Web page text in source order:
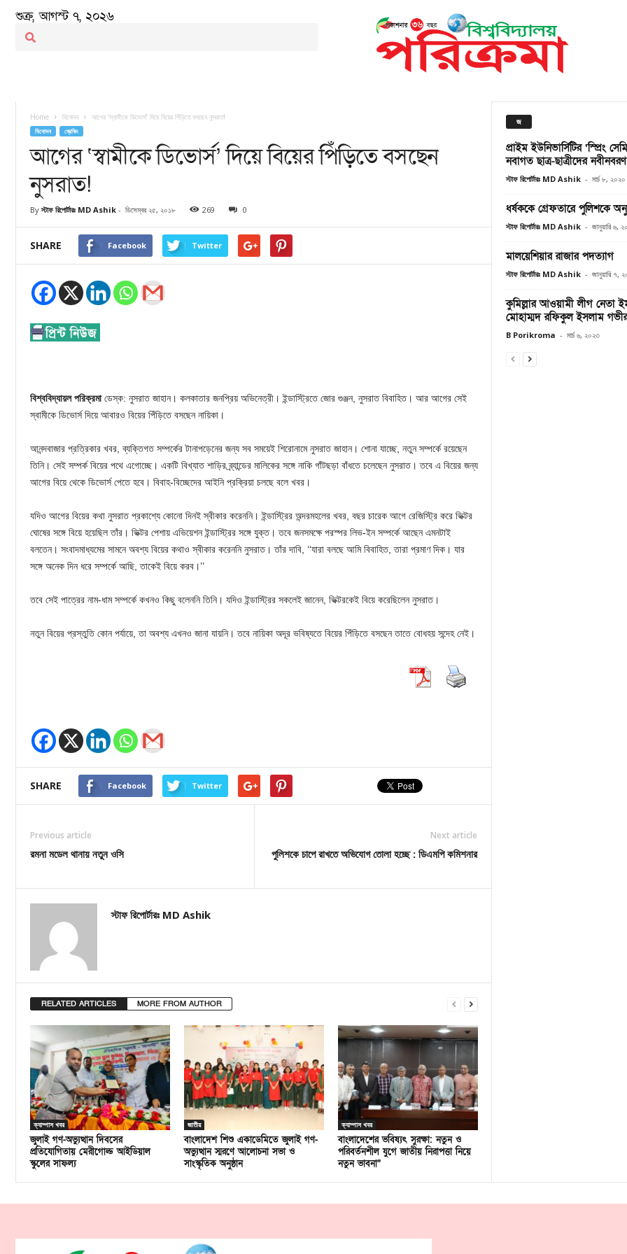
শুক্র, আগস্ট ৭, ২০২৬
Home বিনোদন আগের ‘স্বামীকে ডিভোর্স’ দিয়ে বিয়ের পিঁড়িতে বসছেন নুসরাত!
বিনোদন ব্রেকিং
আগের ‘স্বামীকে ডিভোর্স’ দিয়ে বিয়ের পিঁড়িতে বসছেন
নুসরাত!
By স্টাফ রিপোর্টারঃ MD Ashik - ডিসেম্বর ২৫, ২০১৮ 269 0
SHARE Facebook Twitter
বিশ্ববিদ্যায়ল পরিক্রমাডেস্ক: নুসরাত জাহান। কলকাতার জনপ্রিয় অভিনেত্রী। ইন্ডাস্ট্রিতে জোর গুঞ্জন, নুসরাত বিবাহিত। আর আগের সেই
স্বামীকে ডিভোর্স দিয়ে আবারও বিয়ের পিঁড়িতে বসছেন নায়িকা।
আনন্দবাজার প্রত্রিকার খবর, ব্যক্তিগত সম্পর্কের টানাপড়েনের জন্য সব সময়েই শিরোনামে নুসরাত জাহান। শোনা যাচ্ছে, নতুন সম্পর্কে রয়েছেন
তিনি। সেই সম্পর্ক বিয়ের পথে এগোচ্ছে। একটি বিখ্যাত শাড়ির ব্র্যান্ডের মালিকের সঙ্গে নাকি গাঁটছড়া বাঁধতে চলেছেন নুসরাত। তবে এ বিয়ের জন্য
আগের বিয়ে থেকে ডিভোর্স পেতে হবে। বিবাহ-বিচ্ছেদের আইনি প্রক্রিয়া চলছে বলে খবর।
যদিও আগের বিয়ের কথা নুসরাত প্রকাশ্যে কোনো দিনই স্বীকার করেননি। ইন্ডাস্ট্রির অন্দরমহলের খবর, বছর চারেক আগে রেজিস্ট্রি করে ভিক্টর
ঘোষের সঙ্গে বিয়ে হয়েছিল তাঁর। ভিক্টর পেশায় এভিয়েশন ইন্ডাস্ট্রির সঙ্গে যুক্ত। তবে জনসমক্ষে পরস্পর লিভ-ইন সম্পর্কে আছেন এমনটাই
বলতেন। সংবাদমাধ্যমের সামনে অবশ্য বিয়ের কথাও স্বীকার করেননি নুসরাত। তাঁর দাবি, ‘‘যারা বলছে আমি বিবাহিত, তারা প্রমাণ দিক। যার
সঙ্গে অনেক দিন ধরে সম্পর্কে আছি, তাকেই বিয়ে করব।’’
তবে সেই পাত্রের নাম-ধাম সম্পর্কে কখনও কিছু বলেননি তিনি। যদিও ইন্ডাস্ট্রির সকলেই জানেন, ভিক্টরকেই বিয়ে করেছিলেন নুসরাত।
নতুন বিয়ের প্রস্তুতি কোন পর্যায়ে, তা অবশ্য এখনও জানা যায়নি। তবে নায়িকা অদূর ভবিষ্যতে বিয়ের পিঁড়িতে বসছেন তাতে বোধহয় সন্দেহ নেই।
SHARE Facebook Twitter
Previous article
রমনা মডেল থানায় নতুন ওসি
Next article
পুলিশকে চাপে রাখতে অভিযোগ তোলা হচ্ছে : ডিএমপি কমিশনার
স্টাফ রিপোর্টারঃ MD Ashik
RELATED ARTICLES MORE FROM AUTHOR
ক্যাম্পাস খবর
জুলাই গণ-অভ্যুত্থান দিবসের
প্রতিযোগিতায় মেরীগোল্ড আইডিয়াল
স্কুলের সাফল্য
জাতীয়
বাংলাদেশ শিশু একাডেমিতে জুলাই গণ-
অভ্যুত্থান স্মরণে আলোচনা সভা ও
সাংস্কৃতিক অনুষ্ঠান
ক্যাম্পাস খবর
বাংলাদেশের ভবিষ্যৎ সুরক্ষা: নতুন ও
পরিবর্তনশীল যুগে জাতীয় নিরাপত্তা নিয়ে
নতুন ভাবনা”
জ
প্রাইম ইউনিভার্সিটির ‘স্প্রিং
নবাগত ছাত্র-ছাত্রীদের
স্টাফ রিপোর্টারঃ MD Ashik - মার্চ ৮, ২০২০
ধর্ষককে গ্রেফতারে পুলিশকে
স্টাফ রিপোর্টারঃ MD Ashik - জানুয়ারি ৬,
মালয়েশিয়ার রাজার পদত্যাগ
স্টাফ রিপোর্টারঃ MD Ashik - জানুয়ারি ৭,
কু‌মিল্লার আওয়ামী লীগ‌ নেতা
মোহাম্মদ রফিকুল ইসলাম
B Porikroma - মার্চ ৬, ২০২৩